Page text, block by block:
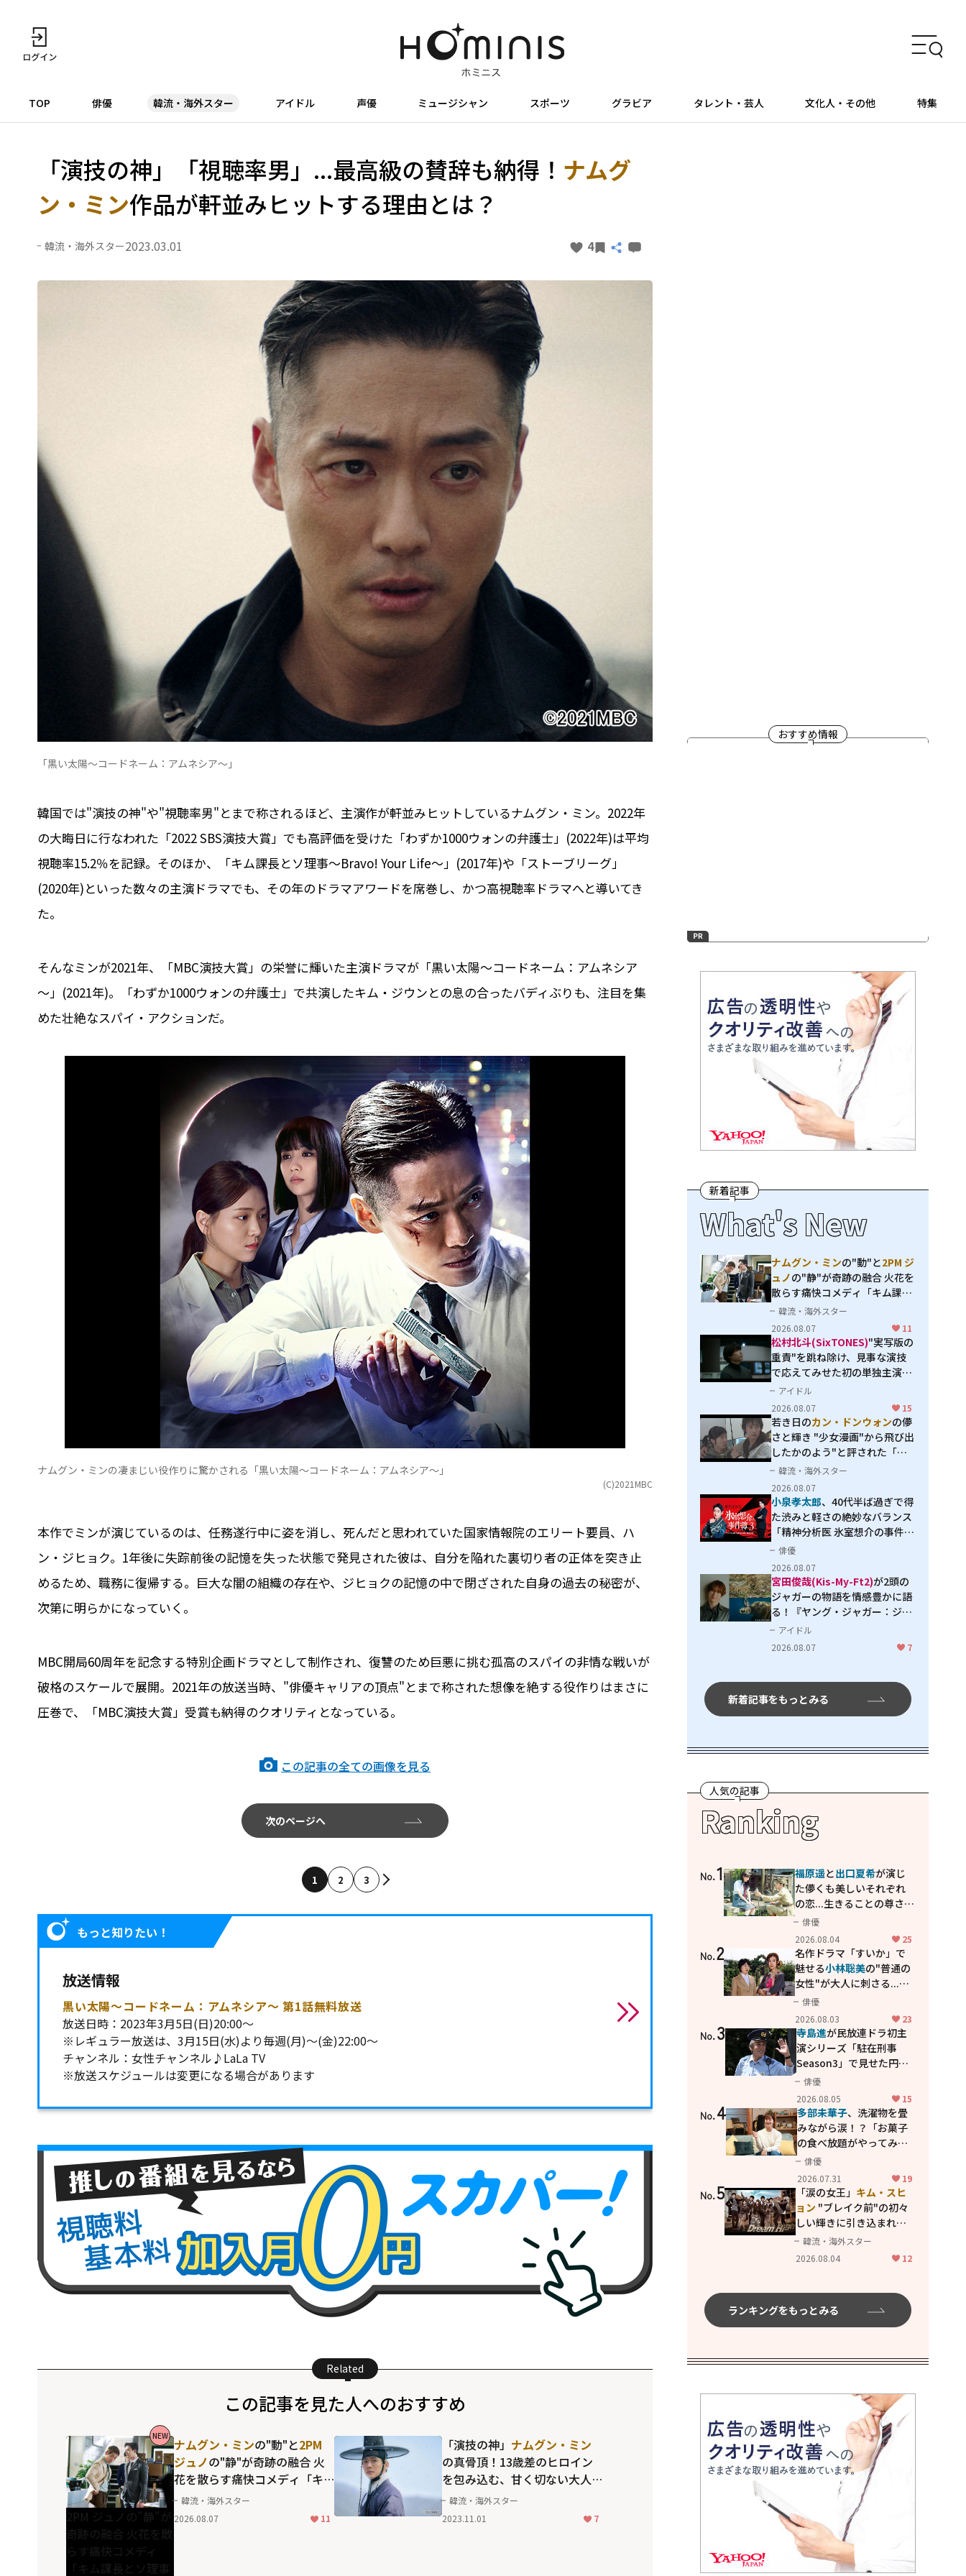
TOP 俳優 韓流・海外スター アイドル 声優 ミュージシャン スポーツ グラビア タレント・芸人 文化人・その他 特集
「演技の神」「視聴率男」...最高級の賛辞も納得！ ナムグ
ン・ミン作品が軒並みヒットする理由とは？
韓流・海外スター2023.03.01 4
「黒い太陽～コードネーム：アムネシア～」
韓国では"演技の神"や"視聴率男"とまで称されるほど、主演作が軒並みヒットしているナムグン・ミン。2022年
の大晦日に行なわれた「2022 SBS演技大賞」でも高評価を受けた「わずか1000ウォンの弁護士」(2022年)は平均
視聴率15.2％を記録。そのほか、「キム課長とソ理事～Bravo! Your Life～」(2017年)や「ストーブリーグ」
(2020年)といった数々の主演ドラマでも、その年のドラマアワードを席巻し、かつ高視聴率ドラマへと導いてき
た。
そんなミンが2021年、「MBC演技大賞」の栄誉に輝いた主演ドラマが「黒い太陽～コードネーム：アムネシア
～」(2021年)。「わずか1000ウォンの弁護士」で共演したキム・ジウンとの息の合ったバディぶりも、注目を集
めた壮絶なスパイ・アクションだ。
ナムグン・ミンの凄まじい役作りに驚かされる「黒い太陽～コードネーム：アムネシア～」
(C)2021MBC
本作でミンが演じているのは、任務遂行中に姿を消し、死んだと思われていた国家情報院のエリート要員、ハ
ン・ジヒョク。1年後に失踪前後の記憶を失った状態で発見された彼は、自分を陥れた裏切り者の正体を突き止
めるため、職務に復帰する。巨大な闇の組織の存在や、ジヒョクの記憶の中で閉ざされた自身の過去の秘密が、
次第に明らかになっていく。
MBC開局60周年を記念する特別企画ドラマとして制作され、復讐のため巨悪に挑む孤高のスパイの非情な戦いが
破格のスケールで展開。2021年の放送当時、"俳優キャリアの頂点"とまで称された想像を絶する役作りはまさに
圧巻で、「MBC演技大賞」受賞も納得のクオリティとなっている。
この記事の全ての画像を見る
次のページへ
1 2 3
もっと知りたい！
放送情報
黒い太陽～コードネーム：アムネシア～ 第1話無料放送
放送日時：2023年3月5日(日)20:00～
※レギュラー放送は、3月15日(水)より毎週(月)～(金)22:00～
チャンネル：女性チャンネル♪LaLa TV
※放送スケジュールは変更になる場合があります
Related
この記事を見た人へのおすすめ
2PM ジュノの"静"が
奇跡の融合 火花を散
らす痛快コメディ
「キム課長とソ理事
ナムグン・ミンの"動"と2PM
ジュノの"静"が奇跡の融合 火
花を散らす痛快コメディ「キ
ム課長とソ理事～Bravo! Your
Life～」
韓流・海外スター
2026.08.07
11
NEW
「演技の神」 ナムグン・ミン
の真骨頂！13歳差のヒロイン
を包み込む、甘く切ない大人
の愛情表現
韓流・海外スター
2023.11.01
7
おすすめ情報
新着記事
What's New
ナムグン・ミンの"動"と2PM ジ
ュノの"静"が奇跡の融合 火花を
散らす痛快コメディ「キム課長
とソ理事～Bravo! Your Life
～」
韓流・海外スター
2026.08.07
11
松村北斗(SixTONES)"実写版の
重責"を跳ね除け、見事な演技
で応えてみせた初の単独主演映
画「秒速5センチメートル」
アイドル
2026.08.07
15
若き日のカン・ドンウォンの儚
さと輝き "少女漫画"から飛び出
したかのよう"と評された「オ
オカミの誘惑」
韓流・海外スター
2026.08.07
小泉孝太郎、40代半ば過ぎで得
た渋みと軽さの絶妙なバランス
「精神分析医 氷室想介の事件簿
３」で見せる進化
俳優
2026.08.07
宮田俊哉(Kis-My-Ft2)が2頭の
ジャガーの物語を情感豊かに語
る！『ヤング・ジャガー：ジャ
ングル王への道』『ジャガーと
ウミガメの物語：熱帯林の守護
アイドル
2026.08.07
7
新着記事をもっとみる
人気の記事
Ranking
No.1 福原遥と出口夏希が演じ
た儚くも美しいそれぞれ
の恋...生きることの尊さを
教えてくれた映画「あの
花が咲く丘で、君とまた出
会えたら。」
俳優
2026.08.04
25
No.2
名作ドラマ「すいか」で
魅せる小林聡美の"普通の
女性"が大人に刺さる...映
画「かもめ食堂」にも通
じる静かな芝居
俳優
2026.08.03
23
No.3 寺島進が民放連ドラ初主
演シリーズ「駐在刑事
Season3」で見せた円熟
の演技
俳優
2026.08.05
15
No.4 多部未華子、洗濯物を畳
みながら涙！？「お菓子
の食べ放題がやってみた
い」ハンディファン4台の
暑さ対策も明かす
俳優
2026.07.31
19
No.5 「涙の女王」 キム・スヒ
ョン "ブレイク前"の初々
しい輝きに引き込まれ
る...2PM テギョン
共演の青春名作「ドリー
韓流・海外スター
2026.08.04
12
ランキングをもっとみる